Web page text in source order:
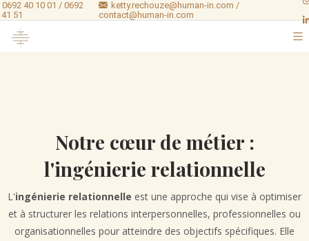
0692 40 10 01 / 0692
51
ketty.rechouze@human-in.com /
contact@human-in.com
Notre cœur de métier :
l'ingénierie relationnelle
L'ingénierie relationnelle est une approche qui vise à optimiser
et à structurer les relations interpersonnelles, professionnelles ou
organisationnelles pour atteindre des objectifs spécifiques. Elle